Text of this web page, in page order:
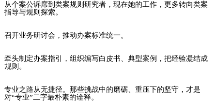
从个案公诉席到类案规则研究者，现在她的工作，更多转向类案
指导与规则探索。
召开业务研讨会，推动办案标准统一。
牵头制定办案指引，组织编写白皮书、典型案例，把经验凝结成
规则。
专业之路从无捷径。那些挑战中的磨砺、重压下的坚守，才是
对“专业”二字最朴素的诠释。